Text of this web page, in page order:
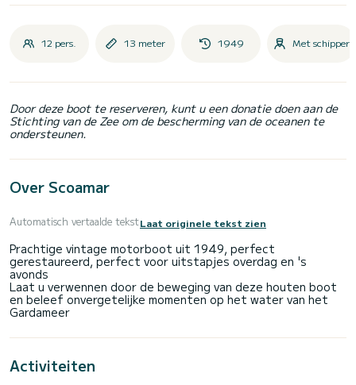
12 pers. 13 meter 1949 Met schipper
Door deze boot te reserveren, kunt u een donatie doen aan de
Stichting van de Zee om de bescherming van de oceanen te
ondersteunen.
Over Scoamar
Automatisch vertaalde tekstLaat originele tekst zien
Prachtige vintage motorboot uit 1949, perfect
gerestaureerd, perfect voor uitstapjes overdag en 's
avonds
Laat u verwennen door de beweging van deze houten boot
en beleef onvergetelijke momenten op het water van het
Activiteiten